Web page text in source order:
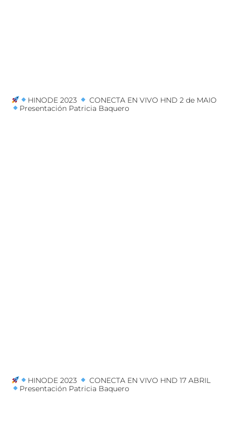
HINODE 2023
CONECTA EN VIVO HND 2 de MAIO
Presentación Patricia Baquero
HINODE 2023
CONECTA EN VIVO HND 17 ABRIL
Presentación Patricia Baquero